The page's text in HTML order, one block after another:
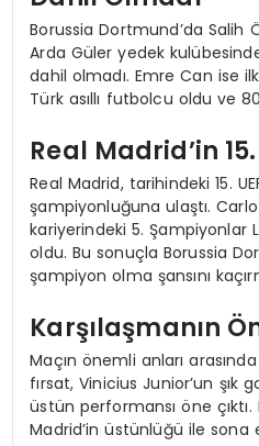
Borussia Dortmund’da Salih
Arda Güler yedek
dahil olmadı. Emre Can ise
Türk asıllı futbolcu oldu ve
Real Madrid’in
Real Madrid, tarihindeki 15.
şampiyonluğuna ulaştı.
kariyerindeki 5. Şampiyonlar
oldu. Bu sonuçla Borussia
şampiyon olma şansını
Karşılaşmanın
Maçın önemli anları
fırsat, Vinicius Junior’un şık
üstün performansı öne
Madrid’in üstünlüğü ile sona